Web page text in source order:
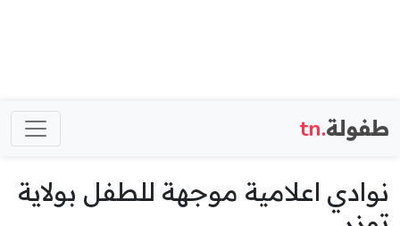
طفولة.tn
نوادي اعلامية موجهة للطفل بولاية